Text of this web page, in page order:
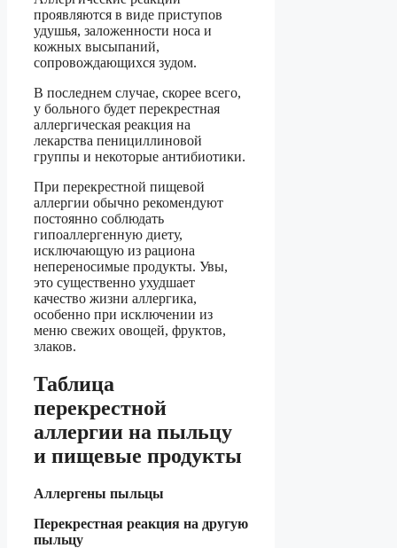
проявляются в виде приступов
удушья, заложенности носа и
кожных высыпаний,
сопровождающихся зудом.
В последнем случае, скорее всего,
у больного будет перекрестная
аллергическая реакция на
лекарства пенициллиновой
группы и некоторые антибиотики.
При перекрестной пищевой
аллергии обычно рекомендуют
постоянно соблюдать
гипоаллергенную диету,
исключающую из рациона
непереносимые продукты. Увы,
это существенно ухудшает
качество жизни аллергика,
особенно при исключении из
меню свежих овощей, фруктов,
злаков.
Таблица
перекрестной
аллергии на пыльцу
и пищевые продукты
Аллергены пыльцы
Перекрестная реакция на другую
пыльцу